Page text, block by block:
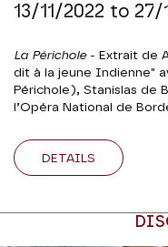
13/11/2022 to 27/
La Périchole- Extrait de
dit à la jeune Indienne"
Périchole), Stanislas de
l’Opéra National de
DETAILS